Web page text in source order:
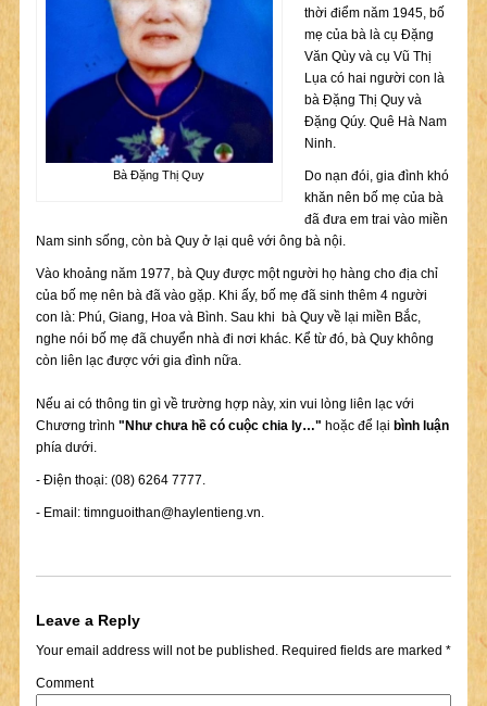
Bà Đặng Thị Quy
thời điểm năm 1945, bố
mẹ của bà là cụ Đặng
Văn Qùy và cụ Vũ Thị
Lụa có hai người con là
bà Đặng Thị Quy và
Đặng Qúy. Quê Hà Nam
Ninh.
Do nạn đói, gia đình khó
khăn nên bố mẹ của bà
đã đưa em trai vào miền
Nam sinh sống, còn bà Quy ở lại quê với ông bà nội.
Vào khoảng năm 1977, bà Quy được một người họ hàng cho địa chỉ
của bố mẹ nên bà đã vào gặp. Khi ấy, bố mẹ đã sinh thêm 4 người
con là: Phú, Giang, Hoa và Bình. Sau khi bà Quy về lại miền Bắc,
nghe nói bố mẹ đã chuyển nhà đi nơi khác. Kể từ đó, bà Quy không
còn liên lạc được với gia đình nữa.
Nếu ai có thông tin gì về trường hợp này, xin vui lòng liên lạc với
Chương trình "Như chưa hề có cuộc chia ly…" hoặc để lại bình luận
phía dưới.
- Điện thoại: (08) 6264 7777.
- Email: timnguoithan@haylentieng.vn.
Leave a Reply
Your email address will not be published.Required fields are marked *
Comment